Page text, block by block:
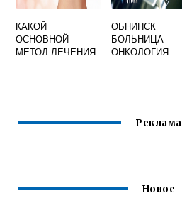
КАКОЙ
ОСНОВНОЙ
МЕТОД ЛЕЧЕНИЯ
ОБНИНСК
БОЛЬНИЦА
ОНКОЛОГИЯ
Реклама
Новое